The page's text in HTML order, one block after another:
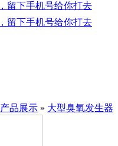
产品展示 » 大型臭氧发生器